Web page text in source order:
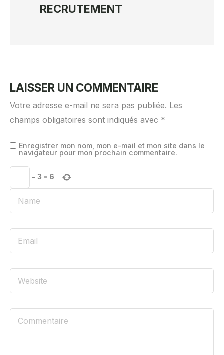
RECRUTEMENT
LAISSER UN COMMENTAIRE
Votre adresse e-mail ne sera pas publiée. Les
champs obligatoires sont indiqués avec *
Enregistrer mon nom, mon e-mail et mon site dans le
navigateur pour mon prochain commentaire.
− 3 = 6